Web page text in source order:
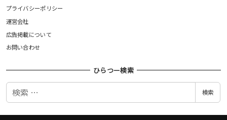
プライバシーポリシー
運営会社
広告掲載について
お問い合わせ
ひらつー検索
検
検索